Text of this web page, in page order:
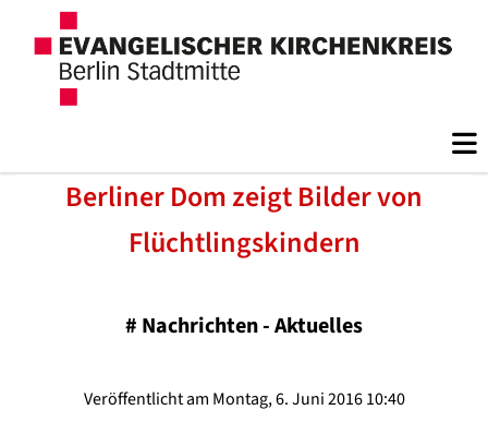
Berliner Dom zeigt Bilder von
Flüchtlingskindern
# Nachrichten - Aktuelles
Veröffentlicht am Montag, 6. Juni 2016 10:40